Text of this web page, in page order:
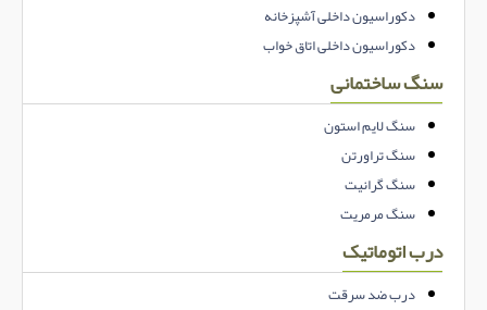
دکوراسیون داخلی آشپزخانه
دکوراسیون داخلی اتاق خواب
سنگ ساختمانی
سنگ لایم استون
سنگ تراورتن
سنگ گرانیت
سنگ مرمریت
درب اتوماتیک
درب ضد سرقت